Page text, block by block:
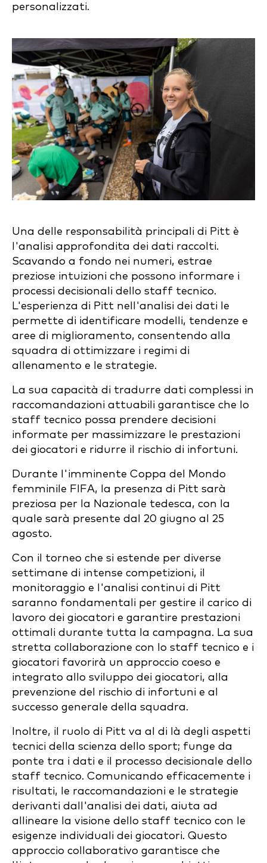
personalizzati.
Una delle responsabilità principali di Pitt è
l'analisi approfondita dei dati raccolti.
Scavando a fondo nei numeri, estrae
preziose intuizioni che possono informare i
processi decisionali dello staff tecnico.
L'esperienza di Pitt nell'analisi dei dati le
permette di identificare modelli, tendenze e
aree di miglioramento, consentendo alla
squadra di ottimizzare i regimi di
allenamento e le strategie.
La sua capacità di tradurre dati complessi in
raccomandazioni attuabili garantisce che lo
staff tecnico possa prendere decisioni
informate per massimizzare le prestazioni
dei giocatori e ridurre il rischio di infortuni.
Durante l'imminente Coppa del Mondo
femminile FIFA, la presenza di Pitt sarà
preziosa per la Nazionale tedesca, con la
quale sarà presente dal 20 giugno al 25
agosto.
Con il torneo che si estende per diverse
settimane di intense competizioni, il
monitoraggio e l'analisi continui di Pitt
saranno fondamentali per gestire il carico di
lavoro dei giocatori e garantire prestazioni
ottimali durante tutta la campagna. La sua
stretta collaborazione con lo staff tecnico e i
giocatori favorirà un approccio coeso e
integrato allo sviluppo dei giocatori, alla
prevenzione del rischio di infortuni e al
successo generale della squadra.
Inoltre, il ruolo di Pitt va al di là degli aspetti
tecnici della scienza dello sport; funge da
ponte tra i dati e il processo decisionale dello
staff tecnico. Comunicando efficacemente i
risultati, le raccomandazioni e le strategie
derivanti dall'analisi dei dati, aiuta ad
allineare la visione dello staff tecnico con le
esigenze individuali dei giocatori. Questo
approccio collaborativo garantisce che